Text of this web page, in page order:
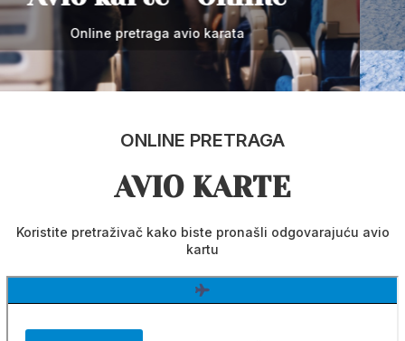
Krstarenja morima i okeanima
ONLINE PRETRAGA
AVIO KARTE
Koristite pretraživač kako biste pronašli odgovarajuću avio
kartu